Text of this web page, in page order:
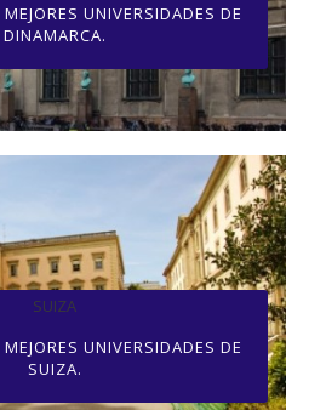
UNIVERSIDADES DE
DINAMARCA.
SUIZA
UNIVERSIDADES DE
SUIZA.